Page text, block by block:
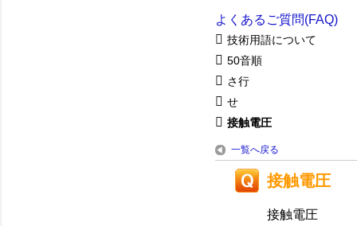
よくあるご質問(FAQ)
技術用語について
50音順
さ行
せ
接触電圧
一覧へ戻る
接触電圧
接触電圧